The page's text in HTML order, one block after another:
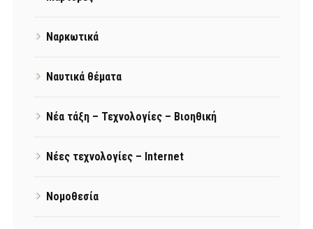
Ναρκωτικά
Ναυτικά θέματα
Νέα τάξη – Τεχνολογίες – Βιοηθική
Νέες τεχνολογίες – Internet
Νομοθεσία